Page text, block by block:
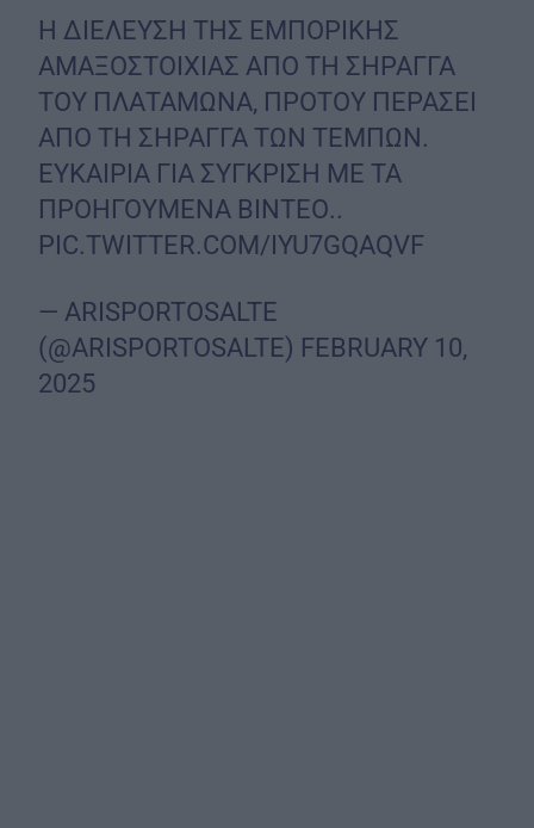
Η ΔΙΕΛΕΥΣΗ ΤΗΣ ΕΜΠΟΡΙΚΗΣ
ΑΜΑΞΟΣΤΟΙΧΙΑΣ ΑΠΟ ΤΗ ΣΗΡΑΓΓΑ
ΤΟΥ ΠΛΑΤΑΜΩΝΑ, ΠΡΟΤΟΥ ΠΕΡΑΣΕΙ
ΑΠΟ ΤΗ ΣΗΡΑΓΓΑ ΤΩΝ ΤΕΜΠΩΝ.
ΕΥΚΑΙΡΙΑ ΓΙΑ ΣΥΓΚΡΙΣΗ ΜΕ ΤΑ
ΠΡΟΗΓΟΥΜΕΝΑ ΒΙΝΤΕΟ..
PIC.TWITTER.COM/IYU7GQAQVF
— ARISPORTOSALTE
(@ARISPORTOSALTE) FEBRUARY 10,
2025